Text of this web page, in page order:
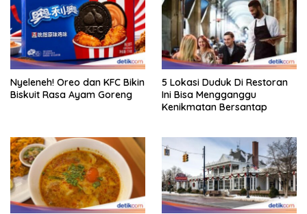
Nyeleneh! Oreo dan KFC Bikin
Biskuit Rasa Ayam Goreng
5 Lokasi Duduk Di Restoran
Ini Bisa Mengganggu
Kenikmatan Bersantap